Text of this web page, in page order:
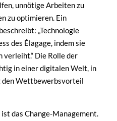
unnötige Arbeiten zu
zu optimieren. Ein
„Technologie
des Élagage, indem sie
verleiht.“ Die Rolle der
in einer digitalen Welt, in
den Wettbewerbsvorteil
das Change-Management.